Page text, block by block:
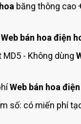
băng thông cao
Web bán hoa điện
- Không dùng
Web bán hoa
số: có miến phí